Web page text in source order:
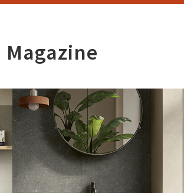
Magazine